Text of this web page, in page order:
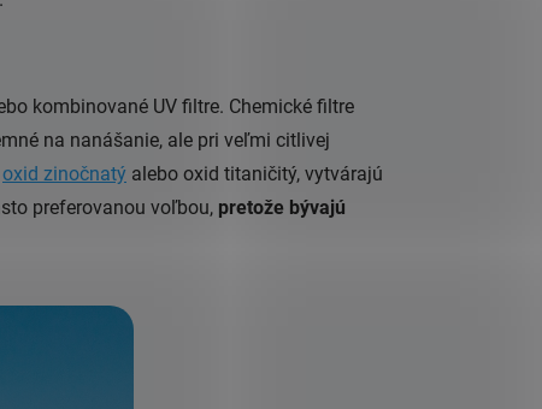
kombinované UV filtre. Chemické filtre
na nanášanie, ale pri veľmi citlivej
oxid zinočnatý alebo oxid titaničitý, vytvárajú
preferovanou voľbou, pretože bývajú